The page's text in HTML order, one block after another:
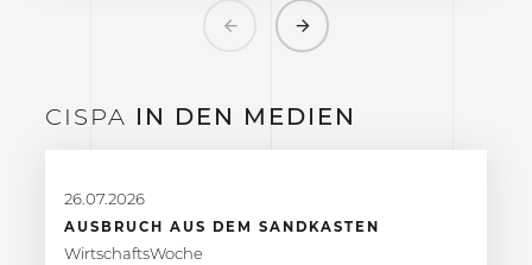
Previous Next
CISPA IN DEN MEDIEN
26.07.2026
AUSBRUCH AUS DEM SANDKASTEN
WirtschaftsWoche